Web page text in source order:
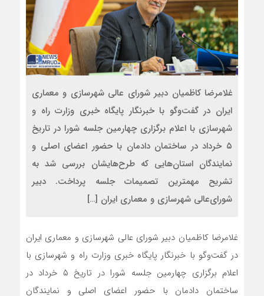
غلامرضا کاظمیان دبیر شورای عالی شهرسازی و معماری
ایران در گفت‌وگو با خبرنگار پایگاه خبری وزارت راه و
شهرسازی با اعلام برگزاری چهارمین جلسه شورا در تاریخ
۵ خرداد در ساختمان دادمان با حضور اعضای اصلی و
نمایندگان استان‌هایی که طرح‌هایشان بررسی شد به
تشریح مهمترین تصمیمات جلسه پرداخت. دبیر
شورای‌عالی شهرسازی و معماری ایران […]
غلامرضا کاظمیان دبیر شورای عالی شهرسازی و معماری ایران
در گفت‌وگو با خبرنگار پایگاه خبری وزارت راه و شهرسازی با
اعلام برگزاری چهارمین جلسه شورا در تاریخ ۵ خرداد در
ساختمان دادمان با حضور اعضای اصلی و نمایندگان